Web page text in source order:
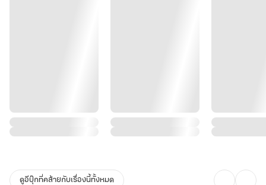
ดูอีบุ๊กที่คล้ายกับเรื่องนี้ทั้งหมด